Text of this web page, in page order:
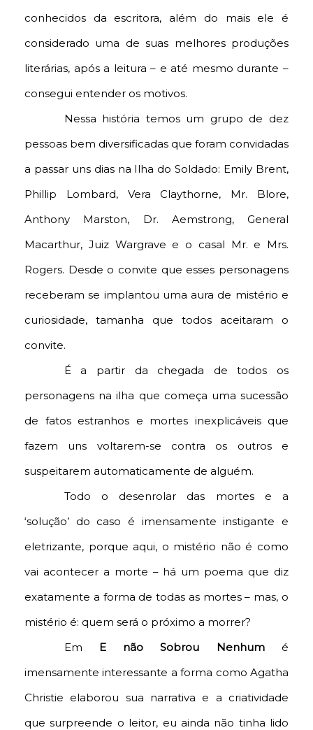
conhecidos da escritora, além do mais ele é
considerado uma de suas melhores produções
literárias, após a leitura – e até mesmo durante –
consegui entender os motivos.
Nessa história temos um grupo de dez
pessoas bem diversificadas que foram convidadas
a passar uns dias na Ilha do Soldado: Emily Brent,
Phillip Lombard, Vera Claythorne, Mr. Blore,
Anthony Marston, Dr. Aemstrong, General
Macarthur, Juiz Wargrave e o casal Mr. e Mrs.
Rogers. Desde o convite que esses personagens
receberam se implantou uma aura de mistério e
curiosidade, tamanha que todos aceitaram o
convite.
É a partir da chegada de todos os
personagens na ilha que começa uma sucessão
de fatos estranhos e mortes inexplicáveis que
fazem uns voltarem-se contra os outros e
suspeitarem automaticamente de alguém.
Todo o desenrolar das mortes e a
‘solução’ do caso é imensamente instigante e
eletrizante, porque aqui, o mistério não é como
vai acontecer a morte – há um poema que diz
exatamente a forma de todas as mortes – mas, o
mistério é: quem será o próximo a morrer?
Em E não Sobrou Nenhumé
imensamente interessante a forma como Agatha
Christie elaborou sua narrativa e a criatividade
que surpreende o leitor, eu ainda não tinha lido